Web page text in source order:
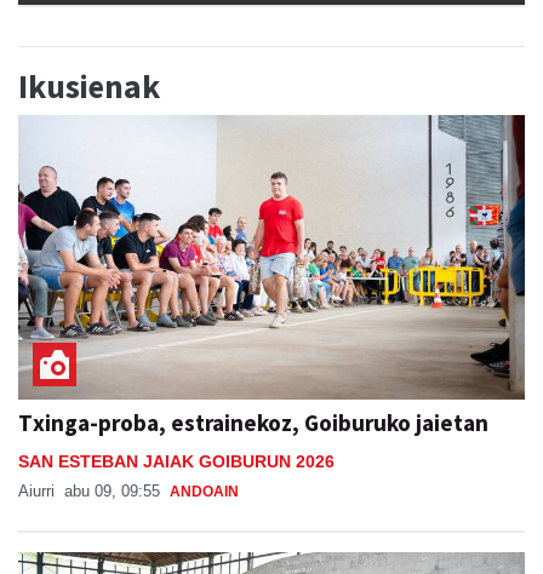
Ikusienak
Txinga-proba, estrainekoz, Goiburuko jaietan
SAN ESTEBAN JAIAK GOIBURUN 2026
Aiurri abu 09, 09:55 ANDOAIN